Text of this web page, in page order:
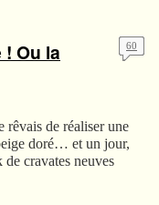
Ou la
60
rêvais de réaliser une
doré… et un jour,
cravates neuves